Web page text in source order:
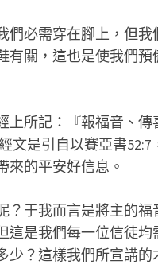
們必需穿在腳上，但
有關，這也是使我們
上所記：『報福音、
文是引自以賽亞書
來的平安好信息。
？于我而言是將主的福
這是我們每一位信徒
少？這樣我們所宣講的